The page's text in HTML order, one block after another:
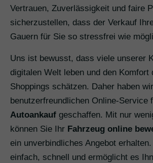
Vertrauen, Zuverlässigkeit und faire
sicherzustellen, dass der Verkauf
Gauern für Sie so stressfrei wie
Uns ist bewusst, dass viele unserer
digitalen Welt leben und den Komfort
Shoppings schätzen. Daher haben
benutzerfreundlichen Online-Service
Autoankauf geschaffen. Mit nur
können Sie Ihr Fahrzeug online
ein unverbindliches Angebot
einfach, schnell und ermöglicht es